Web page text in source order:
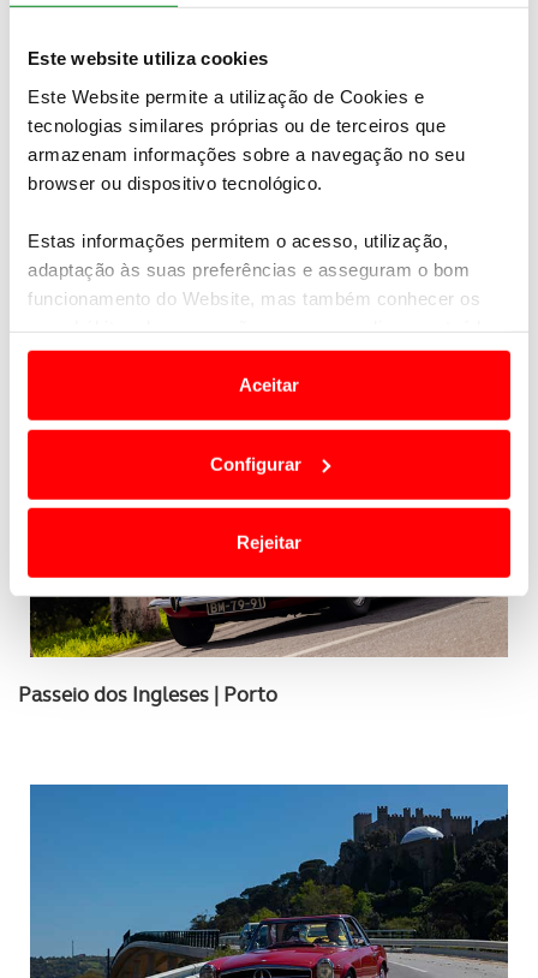
Este website utiliza cookies
Este Website permite a utilização de Cookies e
tecnologias similares próprias ou de terceiros que
armazenam informações sobre a navegação no seu
browser ou dispositivo tecnológico.
Estas informações permitem o acesso, utilização,
adaptação às suas preferências e asseguram o bom
funcionamento do Website, mas também conhecer os
e anúncios de modo a promover produtos e/ou serviços.
Em alguns casos, a utilização destas tecnologias
termos e a todo o tempo as suas preferências e limitando
o acesso a informações durante a navegação no
personalizar conteúdos e anúncios, para lhe proporcionar
funcionalidades de redes sociais, bem como para
parceiros e organizações na UE e em países terceiros.
O ACP garantirá que as transferências internacionais de
dados pessoais serão realizadas apenas com o seu
consentimento e quando tal se afigure estritamente
necessário no contexto dos serviços a prestar.
Aceitar
Configurar
Rejeitar
Passeio dos Ingleses | Lisboa
Passeio dos Ingleses | Porto